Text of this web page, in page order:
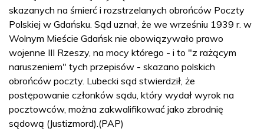
skazanych na śmierć i rozstrzelanych obrońców Poczty
Polskiej w Gdańsku. Sąd uznał, że we wrześniu 1939 r. w
Wolnym Mieście Gdańsk nie obowiązywało prawo
wojenne III Rzeszy, na mocy którego - i to "z rażącym
naruszeniem" tych przepisów - skazano polskich
obrońców poczty. Lubecki sąd stwierdził, że
postępowanie członków sądu, który wydał wyrok na
pocztowców, można zakwalifikować jako zbrodnię
sądową (Justizmord).(PAP)